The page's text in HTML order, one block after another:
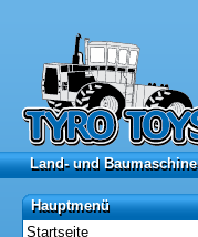
Land- und
Land- und
Hauptmenü
Hauptmenü
Startseite